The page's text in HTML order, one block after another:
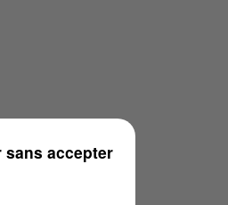
sans accepter